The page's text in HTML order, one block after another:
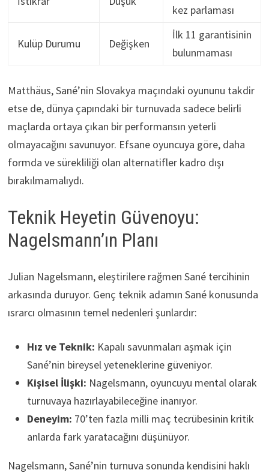
kez parlaması
Kulüp Durumu Değişken
İlk 11 garantisinin
bulunmaması
Matthäus, Sané’nin Slovakya maçındaki oyununu takdir
etse de, dünya çapındaki bir turnuvada sadece belirli
maçlarda ortaya çıkan bir performansın yeterli
olmayacağını savunuyor. Efsane oyuncuya göre, daha
formda ve sürekliliği olan alternatifler kadro dışı
bırakılmamalıydı.
Teknik Heyetin Güvenoyu:
Nagelsmann’ın Planı
Julian Nagelsmann, eleştirilere rağmen Sané tercihinin
arkasında duruyor. Genç teknik adamın Sané konusunda
ısrarcı olmasının temel nedenleri şunlardır:
Hız ve Teknik: Kapalı savunmaları aşmak için
Sané’nin bireysel yeteneklerine güveniyor.
Kişisel İlişki: Nagelsmann, oyuncuyu mental olarak
turnuvaya hazırlayabileceğine inanıyor.
Deneyim: 70’ten fazla milli maç tecrübesinin kritik
anlarda fark yaratacağını düşünüyor.
Nagelsmann, Sané’nin turnuva sonunda kendisini haklı